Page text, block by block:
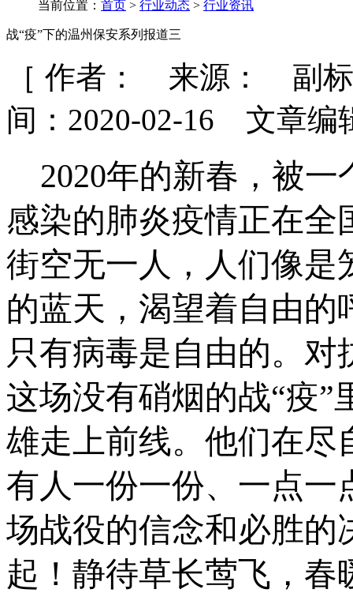
当前位置： 首页 > 行业动态 > 行业资讯
战“疫”下的温州保安系列报道三
［ 作者： 来源： 副
间：2020-02-16 文章编
2020年的新春，被一
感染的肺炎疫情正在全
街空无一人，人们像是
的蓝天，渴望着自由的
只有病毒是自由的。
这场没有硝烟的战“疫”
雄走上前线。他们在尽
有人一份一份、一点一
场战役的信念和必胜的
起！静待草长莺飞，春